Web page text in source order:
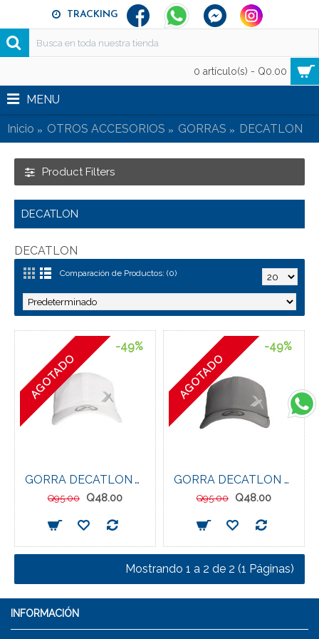
TRACKING
0 artículo(s) - Q0.00
MENU
Inicio OTROS ACCESORIOS GORRAS DECATLON
Product Filters
DECATLON
DECATLON
Comparación de Productos: (0)
-49%
AGOTADO
GORRA DECATLON WHITE
Q95.00 Q48.00
-49%
AGOTADO
GORRA DECATLON DK GREY
Q95.00 Q48.00
Mostrando 1 a 2 de 2 (1 Páginas)
INFORMACIÓN